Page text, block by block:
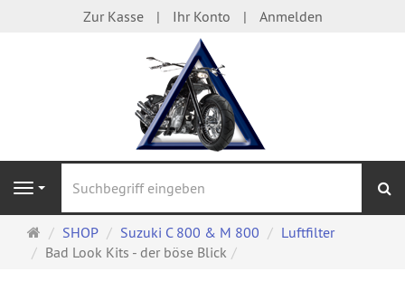
Zur Kasse Ihr Konto Anmelden
Navigation
Startseite
SHOP Suzuki C 800 & M 800
Luftfilter
Bad Look Kits - der böse Blick